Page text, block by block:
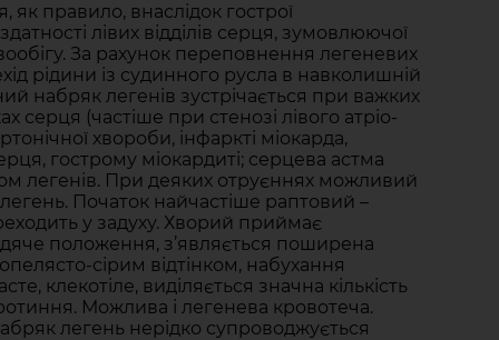
як правило, внаслідок гострої
лівих відділів серця, зумовлюючої
За рахунок переповнення легеневих
рідини із судинного русла в навколишній
набряк легенів зустрічається при важких
серця (частіше при стенозі лівого атріо-
хвороби, інфаркті міокарда,
гострому міокардиті; серцева астма
легенів. При деяких отруєннях можливий
Початок найчастіше раптовий –
у задуху. Хворий приймає
положення, з’являється поширена
сірим відтінком, набухання
клекотіле, виділяється значна кількість
Можлива і легенева кровотеча.
легень нерідко супроводжується